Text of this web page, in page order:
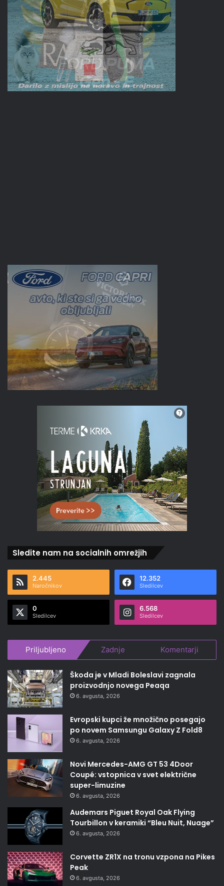
Sledite nam na socialnih omrežjih
2.445
Naročnikov
12.352
Sledilcev
0
Sledilcev
6.568
Sledilcev
Priljubljeno Zadnje Komentarji
Škoda je v Mladi Boleslavi zagnala
proizvodnjo novega Peaqa
6. avgusta, 2026
Evropski kupci že množično posegajo
po novem Samsungu Galaxy Z Fold8
6. avgusta, 2026
Novi Mercedes-AMG GT 53 4Door
Coupé: vstopnica v svet električne
super-limuzine
6. avgusta, 2026
Audemars Piguet Royal Oak Flying
Tourbillon v keramiki “Bleu Nuit, Nuage”
6. avgusta, 2026
Corvette ZR1X na tronu vzpona na Pikes
Peak
6. avgusta, 2026